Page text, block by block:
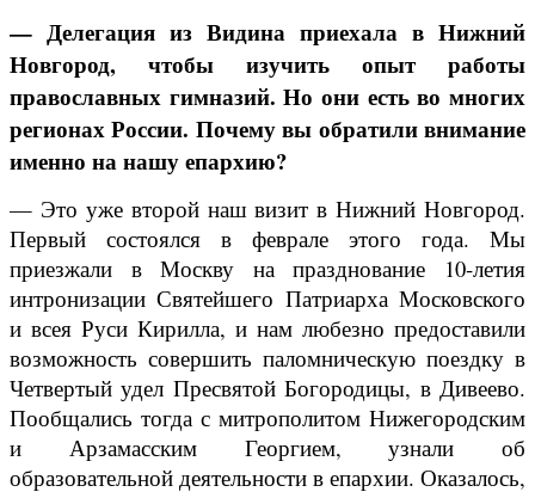
— Делегация из Видина приехала в Нижний
Новгород, чтобы изучить опыт работы
православных гимназий. Но они есть во многих
регионах России. Почему вы обратили внимание
именно на нашу епархию?
— Это уже второй наш визит в Нижний Новгород.
Первый состоялся в феврале этого года. Мы
приезжали в Москву на празднование 10‑летия
интронизации Святейшего Патриарха Московского
и всея Руси Кирилла, и нам любезно предоставили
возможность совершить паломническую поездку в
Четвертый удел Пресвятой Богородицы, в Дивеево.
Пообщались тогда с митрополитом Нижегородским
и Арзамасским Георгием, узнали об
образовательной деятельности в епархии. Оказалось,